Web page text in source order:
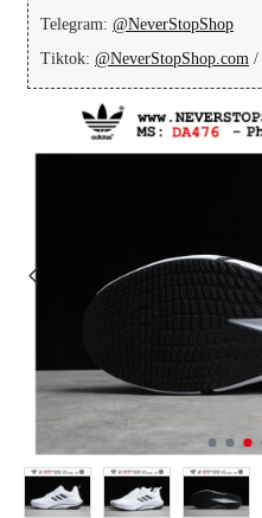
Telegram: @NeverStopShop
Tiktok: @NeverStopShop.com /